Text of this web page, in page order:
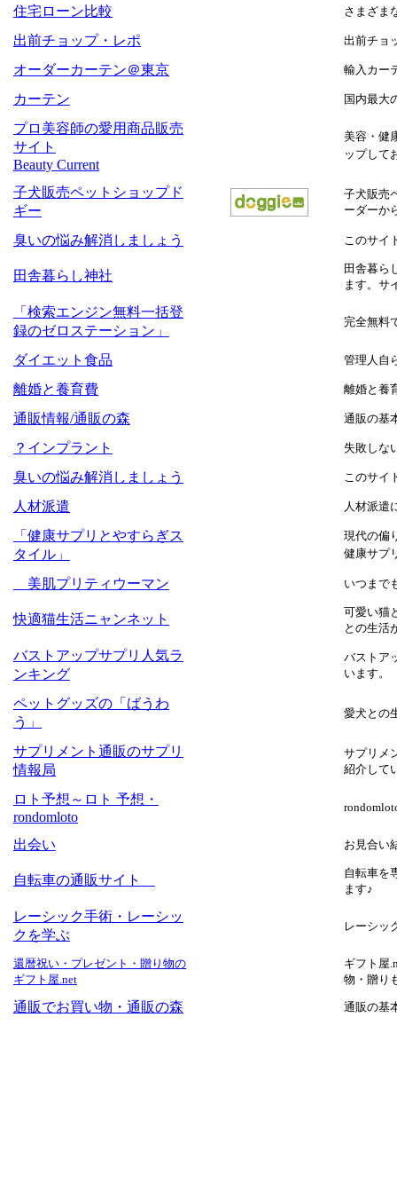
住宅ローン比較 さまざま
出前チョップ・レポ 出前チョ
オーダーカーテン＠東京 輸入カー
カーテン 国内最大
プロ美容師の愛用商品販売
サイト
Beauty Current
美容・健
ップして
子犬販売ペットショップド
ギー
子犬販売
ーダーか
臭いの悩み解消しましょう このサイ
田舎暮らし神社
田舎暮ら
ます。サ
「検索エンジン無料一括登
録のゼロステーション」
完全無料
ダイエット食品 管理人自
離婚と養育費 離婚と養
通販情報/通販の森 通販の基
？インプラント 失敗しな
臭いの悩み解消しましょう このサイ
人材派遣 人材派遣
「健康サプリとやすらぎス
タイル」
現代の偏
健康サプ
美肌プリティウーマン いつまで
快適猫生活ニャンネット
可愛い猫
との生活
バストアップサプリ人気ラ
ンキング
バストア
います。
ペットグッズの「ばうわ
う」
愛犬との
サプリメント通販のサプリ
情報局
サプリメ
紹介して
ロト予想～ロト 予想・
rondomloto
出会い お見合い
自転車の通販サイト
自転車を
ます♪
レーシック手術・レーシッ
クを学ぶ
レーシッ
還暦祝い・プレゼント・贈り物の
ギフト屋.net
ギフト屋
物・贈り
通販でお買い物・通販の森 通販の基